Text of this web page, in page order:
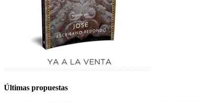
Últimas propuestas